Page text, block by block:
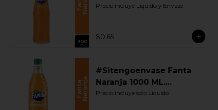
Retornable
Precio incluye Liquido y Envase
$0.65
#Sitengoenvase Fanta
Naranja 1000 ML.
Retornable
Precio incluye solo Liquido